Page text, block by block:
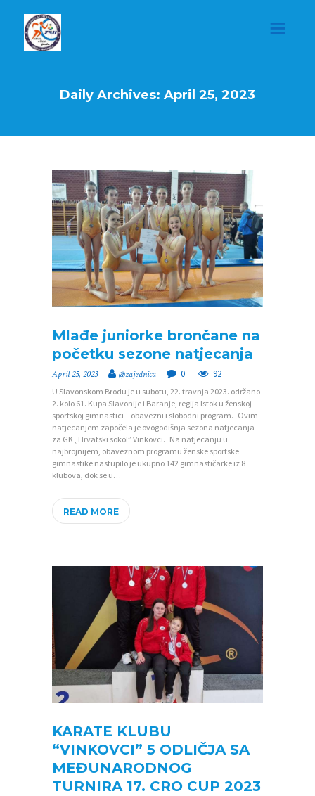
Daily Archives: April 25, 2023
Mlađe juniorke brončane na
početku sezone natjecanja
April 25, 2023 @zajednica 0 92
U Slavonskom Brodu je u subotu, 22. travnja 2023. održano
2. kolo 61. Kupa Slavonije i Baranje, regija Istok u ženskoj
sportskoj gimnastici – obavezni i slobodni program. Ovim
natjecanjem započela je ovogodišnja sezona natjecanja
za GK „Hrvatski sokol” Vinkovci. Na natjecanju u
najbrojnijem, obaveznom programu ženske sportske
gimnastike nastupilo je ukupno 142 gimnastičarke iz 8
klubova, dok se u…
READ MORE
KARATE KLUBU
“VINKOVCI” 5 ODLIČJA SA
MEĐUNARODNOG
TURNIRA 17. CRO CUP 2023